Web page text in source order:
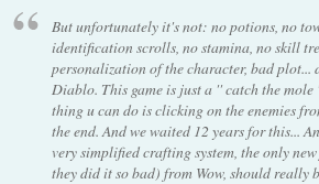
But unfortunately it's not: no potions, no
identification scrolls, no stamina, no skill
personalization of the character, bad plot...
Diablo. This game is just a '' catch the mole
thing u can do is clicking on the enemies
the end. And we waited 12 years for this...
very simplified crafting system, the only
they did it so bad) from Wow, should really